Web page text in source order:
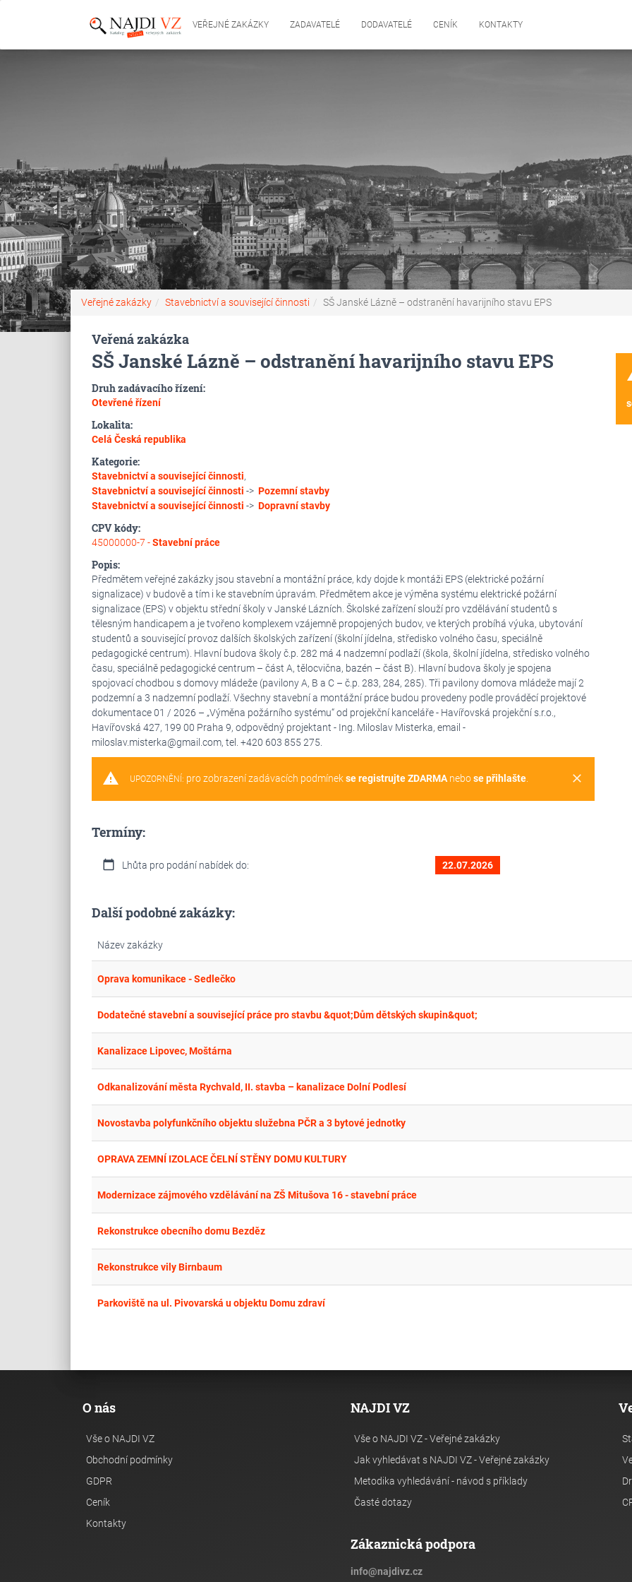
VEŘEJNÉ ZAKÁZKY ZADAVATELÉ DODAVATELÉ CENÍK KONTAKTY
Veřejné zakázky Stavebnictví a související činnosti SŠ Janské Lázně – odstranění havarijního stavu EPS
Veřená zakázka
SŠ Janské Lázně – odstranění havarijního stavu EPS
Druh zadávacího řízení:
Otevřené řízení
Lokalita:
Celá Česká republika
Kategorie:
Stavebnictví a související činnosti,
Stavebnictví a související činnosti -> Pozemní stavby
Stavebnictví a související činnosti -> Dopravní stavby
CPV kódy:
45000000-7 -Stavební práce
Popis:
Předmětem veřejné zakázky jsou stavební a montážní práce, kdy dojde k montáži EPS (elektrické požární
signalizace) v budově a tím i ke stavebním úpravám. Předmětem akce je výměna systému elektrické požární
signalizace (EPS) v objektu střední školy v Janské Lázních. Školské zařízení slouží pro vzdělávání studentů s
tělesným handicapem a je tvořeno komplexem vzájemně propojených budov, ve kterých probíhá výuka, ubytování
studentů a související provoz dalších školských zařízení (školní jídelna, středisko volného času, speciálně
pedagogické centrum). Hlavní budova školy č.p. 282 má 4 nadzemní podlaží (škola, školní jídelna, středisko volného
času, speciálně pedagogické centrum – část A, tělocvična, bazén – část B). Hlavní budova školy je spojena
spojovací chodbou s domovy mládeže (pavilony A, B a C – č.p. 283, 284, 285). Tři pavilony domova mládeže mají 2
podzemní a 3 nadzemní podlaží. Všechny stavební a montážní práce budou provedeny podle prováděcí projektové
dokumentace 01 / 2026 – „Výměna požárního systému“ od projekční kanceláře - Havířovská projekční s.r.o.,
Havířovská 427, 199 00 Praha 9, odpovědný projektant - Ing. Miloslav Misterka, email -
miloslav.misterka@gmail.com, tel. +420 603 855 275.
warning clear
UPOZORNĚNÍ: pro zobrazení zadávacích podmínekse registrujte ZDARMAnebose přihlašte.
Termíny:
calendar_today Lhůta pro podání nabídek do: 22.07.2026
Další podobné zakázky:
Název zakázky
Oprava komunikace - Sedlečko
Dodatečné stavební a související práce pro stavbu &quot;Dům dětských skupin&quot;
Kanalizace Lipovec, Moštárna
Odkanalizování města Rychvald, II. stavba – kanalizace Dolní Podlesí
Novostavba polyfunkčního objektu služebna PČR a 3 bytové jednotky
OPRAVA ZEMNÍ IZOLACE ČELNÍ STĚNY DOMU KULTURY
Modernizace zájmového vzdělávání na ZŠ Mitušova 16 - stavební práce
Rekonstrukce obecního domu Bezděz
Rekonstrukce vily Birnbaum
Parkoviště na ul. Pivovarská u objektu Domu zdraví
O nás
Vše o NAJDI VZ
Obchodní podmínky
GDPR
Ceník
Kontakty
NAJDI VZ
Vše o NAJDI VZ - Veřejné zakázky
Jak vyhledávat s NAJDI VZ - Veřejné zakázky
Metodika vyhledávání - návod s příklady
Časté dotazy
Zákaznická podpora
info@najdivz.cz